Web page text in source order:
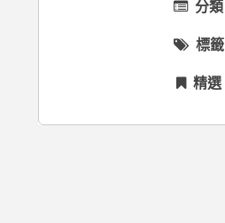
分類
標籤
精選